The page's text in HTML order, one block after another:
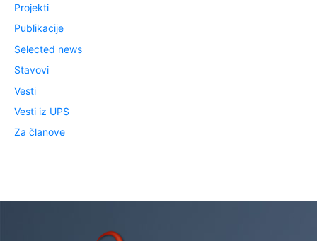
Projekti
Publikacije
Selected news
Stavovi
Vesti
Vesti iz UPS
Za članove